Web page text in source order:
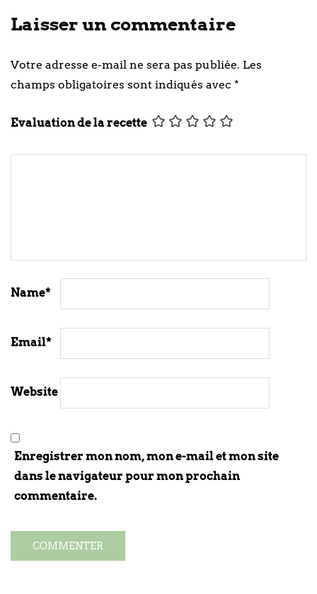
Laisser un commentaire
Votre adresse e-mail ne sera pas publiée. Les
champs obligatoires sont indiqués avec *
Evaluation de la recette
Name*
Email*
Website
Enregistrer mon nom, mon e-mail et mon site
dans le navigateur pour mon prochain
commentaire.